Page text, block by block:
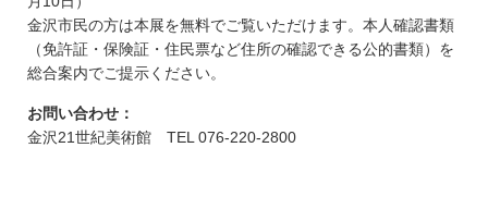
金沢市民の方は本展を無料でご覧いただけます。本人確認書類
（免許証・保険証・住民票など住所の確認できる公的書類）を
総合案内でご提示ください。
お問い合わせ：
金沢21世紀美術館 TEL 076-220-2800